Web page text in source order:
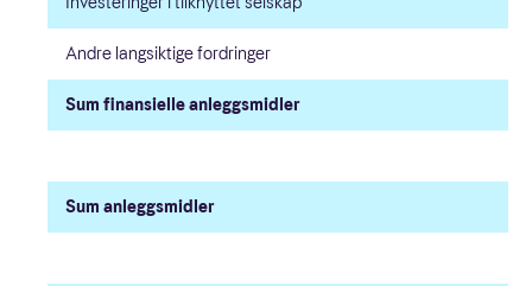
Andre langsiktige fordringer
Sum finansielle anleggsmidler
Sum anleggsmidler